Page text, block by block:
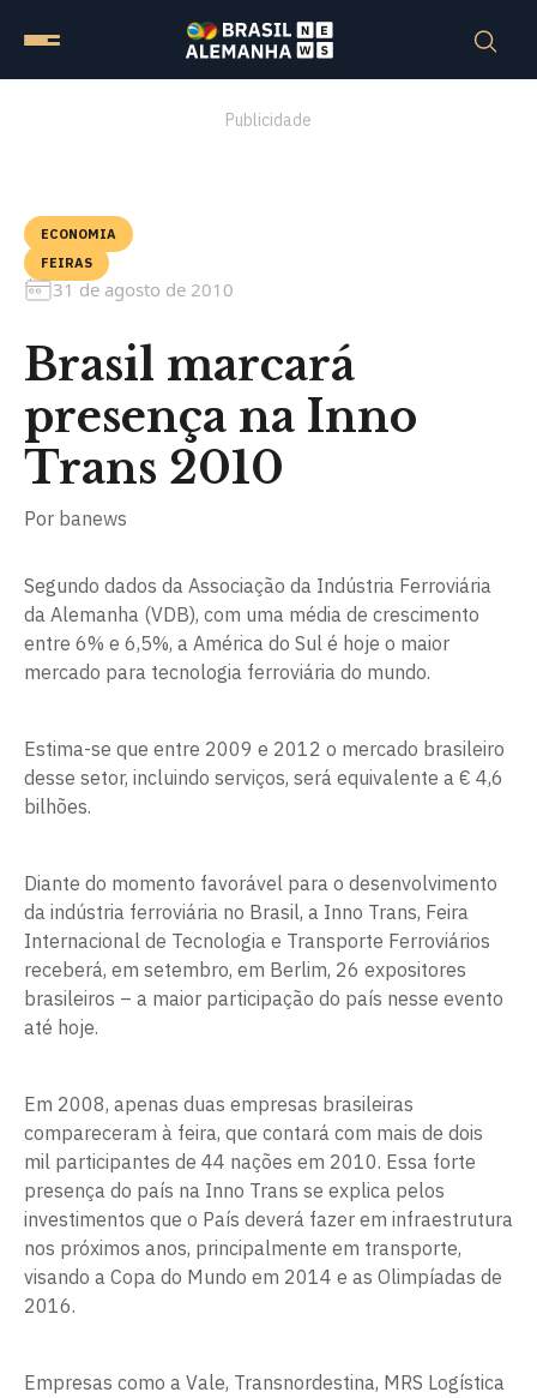
Publicidade
ECONOMIA
FEIRAS
31 de agosto de 2010
Brasil marcará
presença na Inno
Trans 2010
Por banews
Segundo dados da Associação da Indústria Ferroviária
da Alemanha (VDB), com uma média de crescimento
entre 6% e 6,5%, a América do Sul é hoje o maior
mercado para tecnologia ferroviária do mundo.
Estima-se que entre 2009 e 2012 o mercado brasileiro
desse setor, incluindo serviços, será equivalente a € 4,6
bilhões.
Diante do momento favorável para o desenvolvimento
da indústria ferroviária no Brasil, a Inno Trans, Feira
Internacional de Tecnologia e Transporte Ferroviários
receberá, em setembro, em Berlim, 26 expositores
brasileiros – a maior participação do país nesse evento
até hoje.
Em 2008, apenas duas empresas brasileiras
compareceram à feira, que contará com mais de dois
mil participantes de 44 nações em 2010. Essa forte
presença do país na Inno Trans se explica pelos
investimentos que o País deverá fazer em infraestrutura
nos próximos anos, principalmente em transporte,
visando a Copa do Mundo em 2014 e as Olimpíadas de
2016.
Empresas como a Vale, Transnordestina, MRS Logística